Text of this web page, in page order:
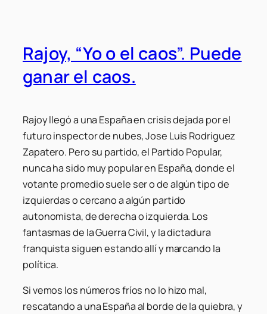
Rajoy, “Yo o el caos”. Puede
ganar el caos.
Rajoy llegó a una España en crisis dejada por el
futuro inspector de nubes, Jose Luis Rodriguez
Zapatero. Pero su partido, el Partido Popular,
nunca ha sido muy popular en España, donde el
votante promedio suele ser o de algún tipo de
izquierdas o cercano a algún partido
autonomista, de derecha o izquierda. Los
fantasmas de la Guerra Civil, y la dictadura
franquista siguen estando allí y marcando la
política.
Si vemos los números fríos no lo hizo mal,
rescatando a una España al borde de la quiebra, y